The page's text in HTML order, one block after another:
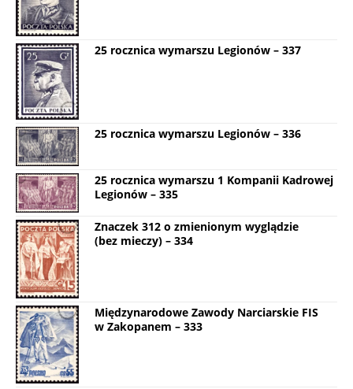
25 rocznica wymarszu Legionów – 337
25 rocznica wymarszu Legionów – 336
25 rocznica wymarszu 1 Kompanii Kadrowej
Legionów – 335
Znaczek 312 o zmienionym wyglądzie
(bez mieczy) – 334
Międzynarodowe Zawody Narciarskie FIS
w Zakopanem – 333